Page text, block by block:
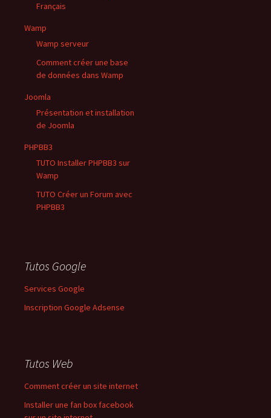
Français
Wamp
Wamp serveur
Comment créer une base
de données dans Wamp
Joomla
Présentation et installation
de Joomla
PHPBB3
TUTO Installer PHPBB3 sur
Wamp
TUTO Créer un Forum avec
PHPBB3
Tutos Google
Services Google
Inscription Google Adsense
Tutos Web
Comment créer un site internet
Installer une fan box facebook